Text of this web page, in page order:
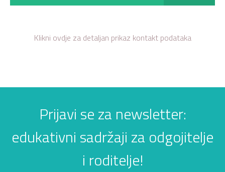
Klikni ovdje za detaljan prikaz kontakt podataka
Prijavi se za newsletter:
edukativni sadržaji za odgojitelje
i roditelje!